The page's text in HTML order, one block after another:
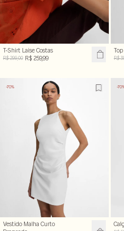
T-Shirt Laise Costas
R$ 299,00 R$ 259,99 R$
-70%
Vestido Malha Curto
-